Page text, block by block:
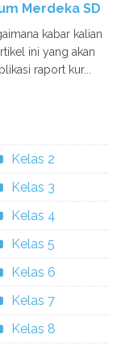
Merdeka SD
kabar kalian
ini yang akan
raport kur...
Kelas 2
Kelas 3
Kelas 4
Kelas 5
Kelas 6
Kelas 7
Kelas 8